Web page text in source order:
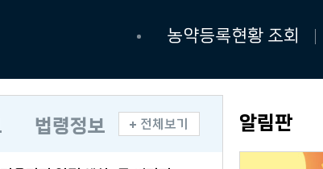
농약등록현황 조회
법령정보 보도자료
전체보기 알림판